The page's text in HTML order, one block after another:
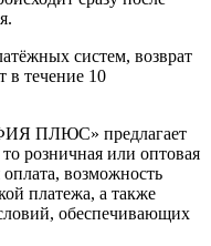
систем, возврат
в течение 10
ПЛЮС» предлагает
розничная или оптовая
возможность
платежа, а также
обеспечивающих